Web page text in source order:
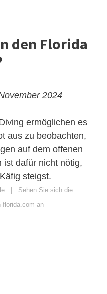
den Florida
2024
ermöglichen es
aus zu beobachten,
auf dem offenen
ist dafür nicht nötig,
steigst.
Sehen Sie sich die
florida.com an